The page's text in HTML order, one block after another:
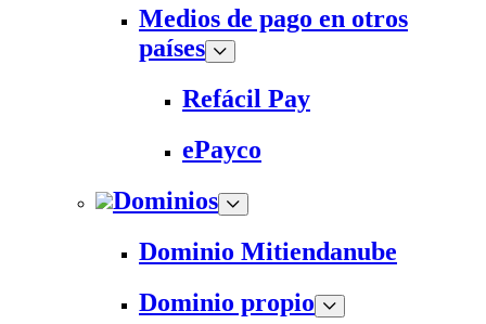
Medios de pago en otros
países
Refácil Pay
ePayco
Dominios
Dominio Mitiendanube
Dominio propio